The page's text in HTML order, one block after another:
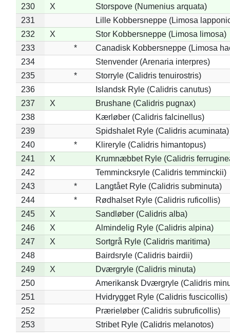
230 X
Storspove (Numenius arquata)
231
Lille Kobbersneppe (Limosa
232
X
Stor Kobbersneppe (Limosa limosa)
233
*
Canadisk Kobbersneppe (Limosa
234
Stenvender (Arenaria interpres)
235
*
Storryle (Calidris tenuirostris)
236
Islandsk Ryle (Calidris canutus)
237
X
Brushane (Calidris pugnax)
238
Kærløber (Calidris falcinellus)
239
Spidshalet Ryle (Calidris acuminata)
240
*
Klireryle (Calidris himantopus)
241
X
Krumnæbbet Ryle (Calidris
242
Temmincksryle (Calidris temminckii)
243
*
Langtået Ryle (Calidris subminuta)
244
*
Rødhalset Ryle (Calidris ruficollis)
245
X
Sandløber (Calidris alba)
246
X
Almindelig Ryle (Calidris alpina)
247
X
Sortgrå Ryle (Calidris maritima)
248
Bairdsryle (Calidris bairdii)
249
X
Dværgryle (Calidris minuta)
250
Amerikansk Dværgryle (Calidris
251
Hvidrygget Ryle (Calidris fuscicollis)
252
Prærieløber (Calidris subruficollis)
253
Stribet Ryle (Calidris melanotos)